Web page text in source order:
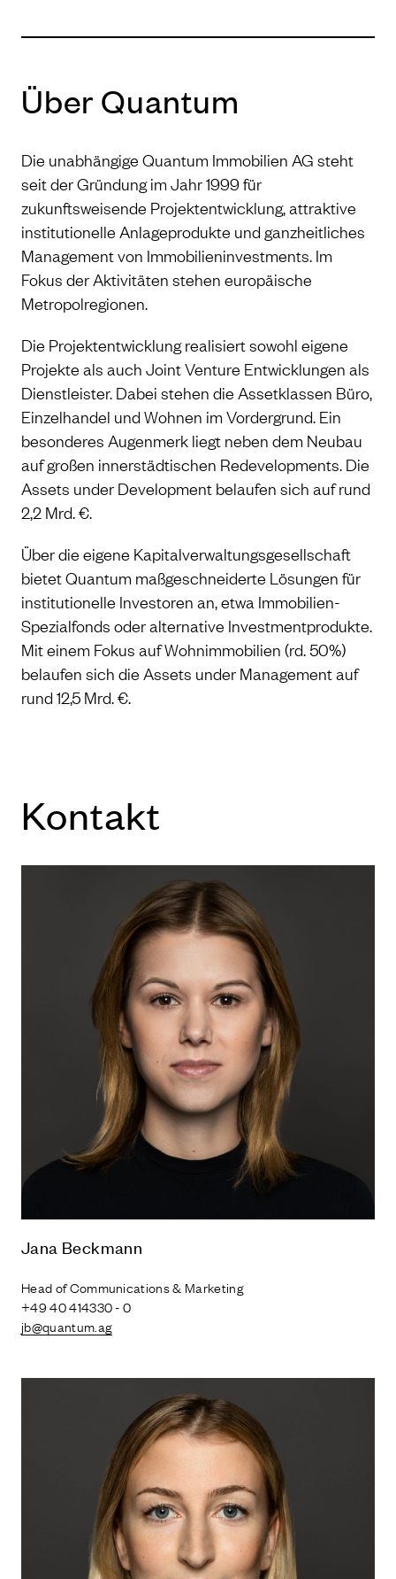
Über Quantum
Die unabhängige Quantum Immobilien AG steht
seit der Gründung im Jahr 1999 für
zukunftsweisende Projektentwicklung, attraktive
institutionelle Anlageprodukte und ganzheitliches
Management von Immobilieninvestments. Im
Fokus der Aktivitäten stehen europäische
Metropolregionen.
Die Projektentwicklung realisiert sowohl eigene
Projekte als auch Joint Venture Entwicklungen als
Dienstleister. Dabei stehen die Assetklassen Büro,
Einzelhandel und Wohnen im Vordergrund. Ein
besonderes Augenmerk liegt neben dem Neubau
auf großen innerstädtischen Redevelopments. Die
Assets under Development belaufen sich auf rund
2,2 Mrd. €.
Über die eigene Kapitalverwaltungsgesellschaft
bietet Quantum maßgeschneiderte Lösungen für
institutionelle Investoren an, etwa Immobilien-
Spezialfonds oder alternative Investmentprodukte.
Mit einem Fokus auf Wohnimmobilien (rd. 50%)
belaufen sich die Assets under Management auf
rund 12,5 Mrd. €.
Kon­takt
Jana Beckmann
Head of Communications & Marketing
+49 40 414330 - 0
jb@quantum.ag